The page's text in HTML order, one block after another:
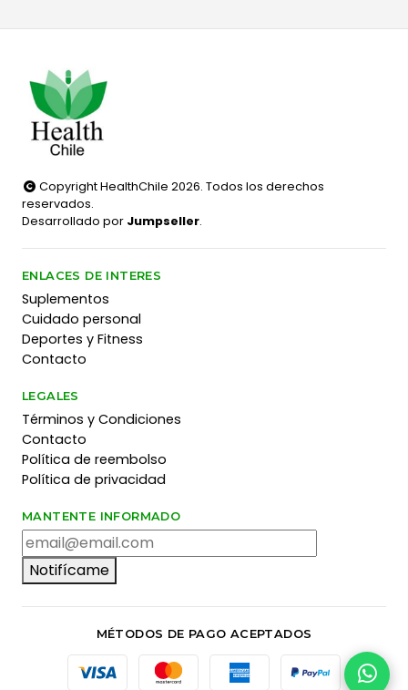
Copyright HealthChile 2026. Todos los derechos
reservados.
Desarrollado por Jumpseller.
ENLACES DE INTERES
Suplementos
Cuidado personal
Deportes y Fitness
Contacto
LEGALES
Términos y Condiciones
Contacto
Política de reembolso
Política de privacidad
MANTENTE INFORMADO
Notifícame
MÉTODOS DE PAGO ACEPTADOS